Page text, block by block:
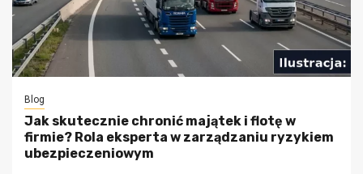
Blog
Jak skutecznie chronić majątek i flotę w
firmie? Rola eksperta w zarządzaniu ryzykiem
ubezpieczeniowym